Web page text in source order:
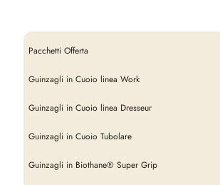
Pacchetti Offerta
Guinzagli in Cuoio linea Work
Guinzagli in Cuoio linea Dresseur
Guinzagli in Cuoio Tubolare
Guinzagli in Biothane® Super Grip